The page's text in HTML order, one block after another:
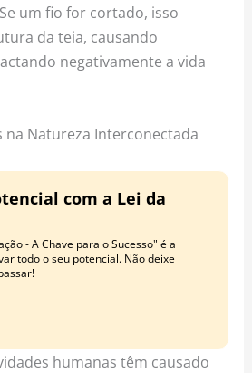
um fio for cortado, isso
da teia, causando
negativamente a vida
na Natureza Interconectada
com a Lei da
- A Chave para o Sucesso" é a
todo o seu potencial. Não deixe
humanas têm causado